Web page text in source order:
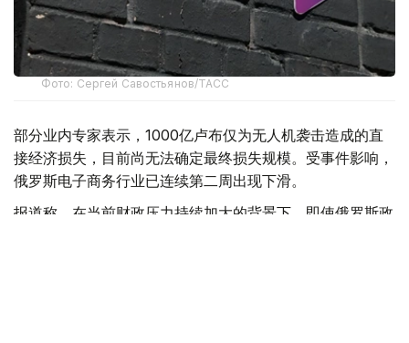
Фото: Сергей Савостьянов/ТАСС
部分业内专家表示，1000亿卢布仅为无人机袭击造成的直
接经济损失，目前尚无法确定最终损失规模。受事件影响，
俄罗斯电子商务行业已连续第二周出现下滑。
报道称，在当前财政压力持续加大的背景下，即使俄罗斯政